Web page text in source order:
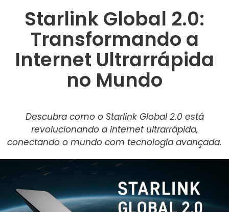
Starlink Global 2.0:
Transformando a
Internet Ultrarrápida
no Mundo
Descubra como o Starlink Global 2.0 está
revolucionando a internet ultrarrápida,
conectando o mundo com tecnologia avançada.